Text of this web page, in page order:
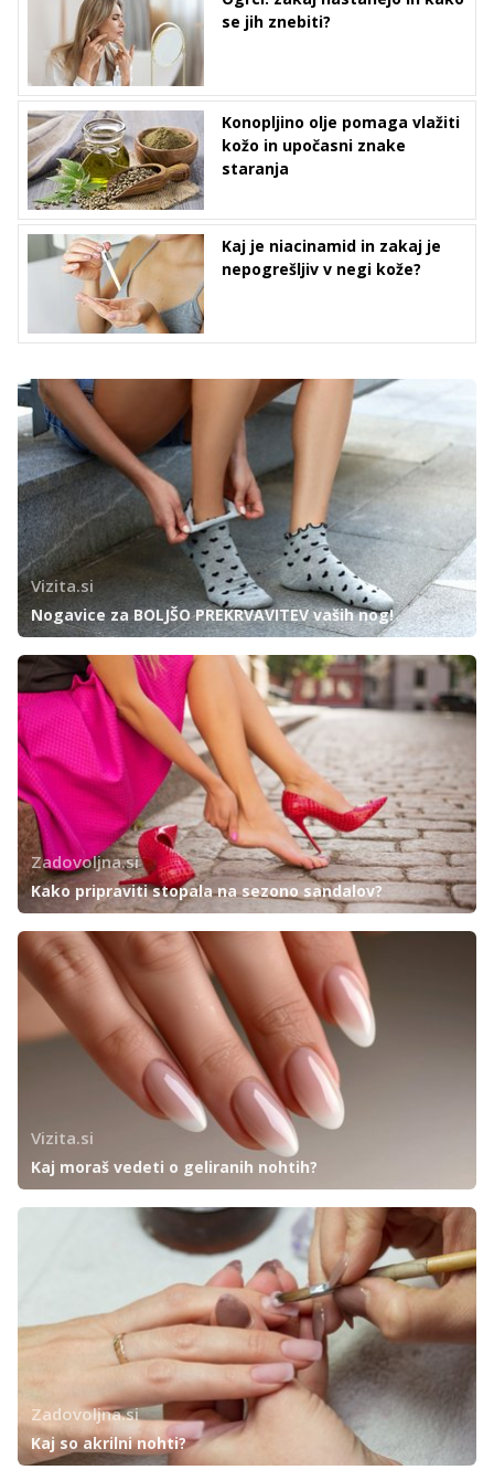
se jih znebiti?
Konopljino olje pomaga vlažiti
kožo in upočasni znake
staranja
Kaj je niacinamid in zakaj je
nepogrešljiv v negi kože?
Vizita.si
Nogavice za BOLJŠO PREKRVAVITEV vaših nog!
Zadovoljna.si
Kako pripraviti stopala na sezono sandalov?
Vizita.si
Kaj moraš vedeti o geliranih nohtih?
Zadovoljna.si
Kaj so akrilni nohti?